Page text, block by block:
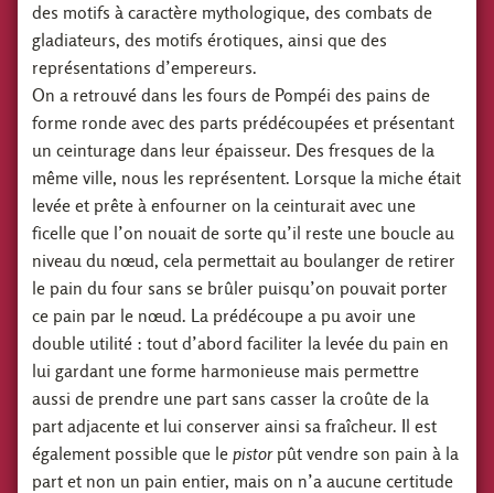
des motifs à caractère mythologique, des combats de
gladiateurs, des motifs érotiques, ainsi que des
représentations d’empereurs.
On a retrouvé dans les fours de Pompéi des pains de
forme ronde avec des parts prédécoupées et présentant
un ceinturage dans leur épaisseur. Des fresques de la
même ville, nous les représentent. Lorsque la miche était
levée et prête à enfourner on la ceinturait avec une
ficelle que l’on nouait de sorte qu’il reste une boucle au
niveau du nœud, cela permettait au boulanger de retirer
le pain du four sans se brûler puisqu’on pouvait porter
ce pain par le nœud. La prédécoupe a pu avoir une
double utilité : tout d’abord faciliter la levée du pain en
lui gardant une forme harmonieuse mais permettre
aussi de prendre une part sans casser la croûte de la
part adjacente et lui conserver ainsi sa fraîcheur. Il est
également possible que le pistorpût vendre son pain à la
part et non un pain entier, mais on n’a aucune certitude